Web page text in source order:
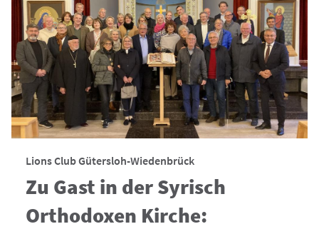
Lions Club Gütersloh-Wiedenbrück
Zu Gast in der Syrisch
Orthodoxen Kirche: